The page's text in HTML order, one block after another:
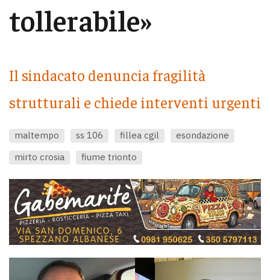
tollerabile»
Il sindacato denuncia fragilità
strutturali e chiede interventi urgenti
maltempo ss 106 fillea cgil
esondazione
mirto crosia
fiume trionto